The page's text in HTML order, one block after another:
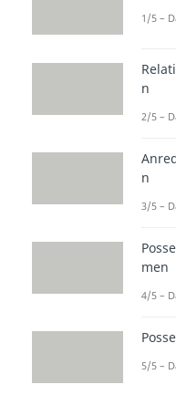
1/5 –
n
2/5 –
n
3/5 –
men
4/5 –
5/5 –